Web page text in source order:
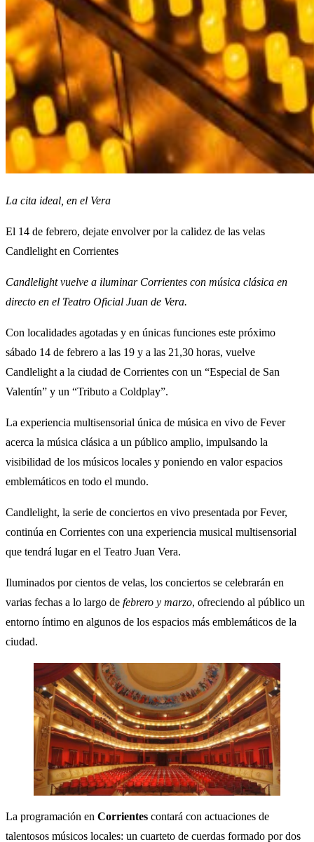
La cita ideal, en el Vera
El 14 de febrero, dejate envolver por la calidez de las velas
Candlelight en Corrientes
Candlelight vuelve a iluminar Corrientes con música clásica en
directo en el Teatro Oficial Juan de Vera.
Con localidades agotadas y en únicas funciones este próximo
sábado 14 de febrero a las 19 y a las 21,30 horas, vuelve
Candlelight a la ciudad de Corrientes con un “Especial de San
Valentín” y un “Tributo a Coldplay”.
La experiencia multisensorial única de música en vivo de Fever
acerca la música clásica a un público amplio, impulsando la
visibilidad de los músicos locales y poniendo en valor espacios
emblemáticos en todo el mundo.
Candlelight, la serie de conciertos en vivo presentada por Fever,
continúa en Corrientes con una experiencia musical multisensorial
que tendrá lugar en el Teatro Juan Vera.
Iluminados por cientos de velas, los conciertos se celebrarán en
varias fechas a lo largo de febrero y marzo, ofreciendo al público un
entorno íntimo en algunos de los espacios más emblemáticos de la
ciudad.
La programación en Corrientes contará con actuaciones de
talentosos músicos locales: un cuarteto de cuerdas formado por dos